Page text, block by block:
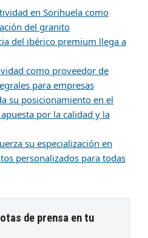
en Sorihuela como
del granito
del ibérico premium llega a
como proveedor de
para empresas
su posicionamiento en el
por la calidad y la
su especialización en
personalizados para todas
de prensa en tu